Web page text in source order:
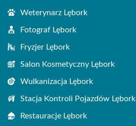
Weterynarz Lębork
Fotograf Lębork
Fryzjer Lębork
Salon Kosmetyczny Lębork
Wulkanizacja Lębork
Stacja Kontroli Pojazdów Lębork
Restauracje Lębork